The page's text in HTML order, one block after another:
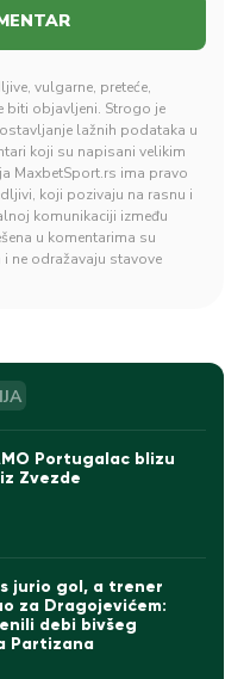
vulgarne, preteće,
biti objavljeni. Strogo je
lažnih podataka u
koji su napisani velikim
MaxbetSport.rs ima pravo
koji pozivaju na rasnu i
komunikaciji između
u komentarima su
ne odražavaju stavove
Portugalac blizu
Zvezde
jurio gol, a trener
za Dragojevićem:
debi bivšeg
Partizana